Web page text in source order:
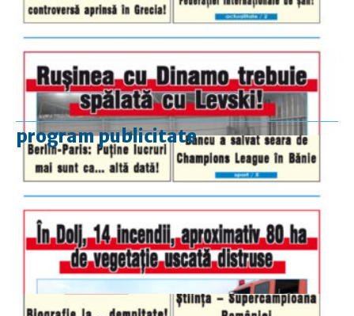
program publicitate
luni-vineri
9.00 - 17.00
duminică
9.00 - 12.00